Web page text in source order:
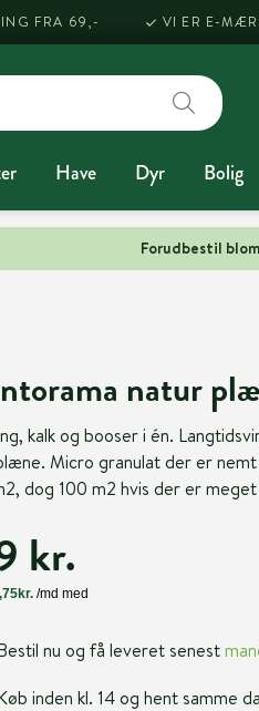
Forudbestil
FRA 69,- VI ER E-
Have Dyr Bolig
natur
kalk og booser i én.
Micro granulat der er
dog 100 m2 hvis der er
kr.
nu og få leveret senest
inden kl. 14 og hent samme